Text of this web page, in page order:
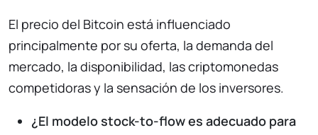
El precio del Bitcoin está influenciado
principalmente por su oferta, la demanda del
mercado, la disponibilidad, las criptomonedas
competidoras y la sensación de los inversores.
¿El modelo stock-to-flow es adecuado para